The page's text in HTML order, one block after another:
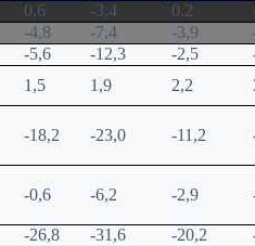
0,6 -3,4 0,2
-4,8 -7,4 -3,9
-5,6 -12,3 -2,5
1,5 1,9 2,2
-18,2 -23,0 -11,2
-0,6 -6,2 -2,9
-26,8 -31,6 -20,2